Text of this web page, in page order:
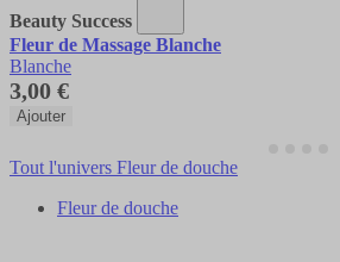
Beauty Success
Fleur de Massage Blanche
Blanche
3,00 €
Ajouter
Tout l'univers Fleur de douche
Fleur de douche